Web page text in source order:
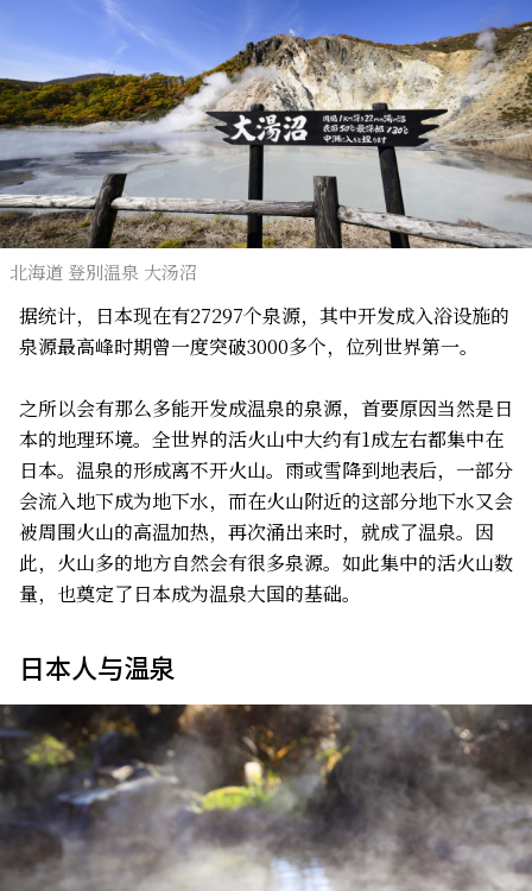
北海道 登別温泉 大汤沼
据统计，日本现在有27297个泉源，其中开发成入浴设施的
泉源最高峰时期曾一度突破3000多个，位列世界第一。
之所以会有那么多能开发成温泉的泉源，首要原因当然是日
本的地理环境。全世界的活火山中大约有1成左右都集中在
日本。温泉的形成离不开火山。雨或雪降到地表后，一部分
会流入地下成为地下水，而在火山附近的这部分地下水又会
被周围火山的高温加热，再次涌出来时，就成了温泉。因
此，火山多的地方自然会有很多泉源。如此集中的活火山数
量，也奠定了日本成为温泉大国的基础。
日本人与温泉